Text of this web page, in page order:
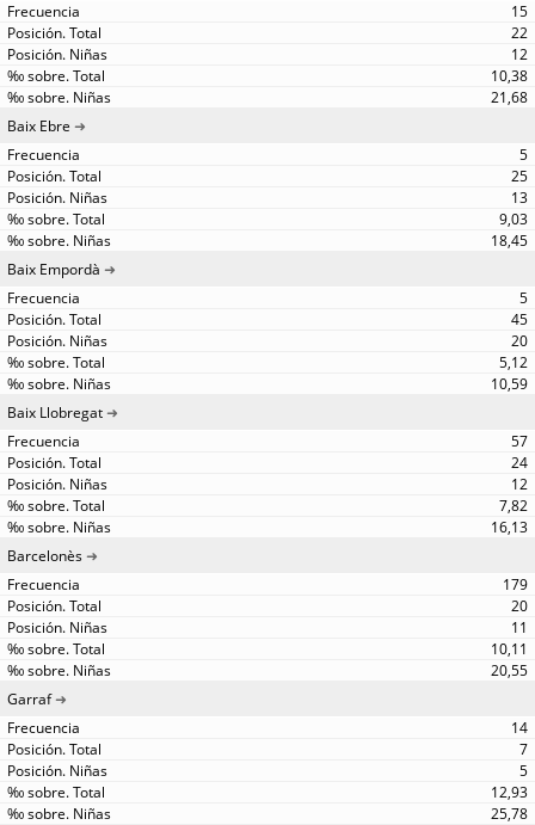
15
22
12
10,38
21,68
Baix Ebre
5
25
13
9,03
18,45
Baix Empordà
5
45
20
5,12
10,59
Baix Llobregat
57
24
12
7,82
16,13
Barcelonès
179
20
11
10,11
20,55
Garraf
14
7
5
12,93
25,78